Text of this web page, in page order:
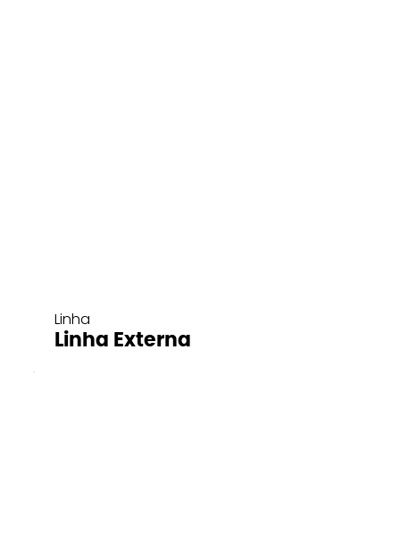
Linha
Linha Externa